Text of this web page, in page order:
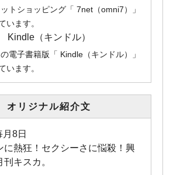
トショッピング「 7net（omni7）」
います。
Kindle（キンドル）
電子書籍版「 Kindle（キンドル）」
います。
オリジナル紹介文
8日
に熱狂！セクシーさに悩殺！興
キスカ。